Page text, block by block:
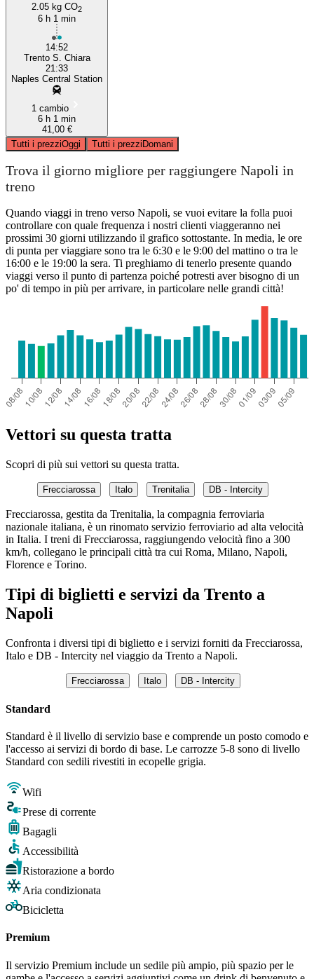
2.05 kg CO2
6 h 1 min
14:52
Trento S. Chiara
21:33
Naples Central Station
1 cambio
6 h 1 min
41,00 €
Tutti i prezziOggi Tutti i prezziDomani
Trova il giorno migliore per raggiungere Napoli in
treno
Quando viaggi in treno verso Napoli, se vuoi evitare la folla puoi
controllare con quale frequenza i nostri clienti viaggeranno nei
prossimi 30 giorni utilizzando il grafico sottostante. In media, le ore
di punta per viaggiare sono tra le 6:30 e le 9:00 del mattino o tra le
16:00 e le 19:00 la sera. Ti preghiamo di tenerlo presente quando
viaggi verso il punto di partenza poiché potresti aver bisogno di un
po' di tempo in più per arrivare, in particolare nelle grandi città!
Vettori su questa tratta
Scopri di più sui vettori su questa tratta.
Frecciarossa Italo Trenitalia DB - Intercity
Frecciarossa, gestita da Trenitalia, la compagnia ferroviaria
nazionale italiana, è un rinomato servizio ferroviario ad alta velocità
in Italia. I treni di Frecciarossa, raggiungendo velocità fino a 300
km/h, collegano le principali città tra cui Roma, Milano, Napoli,
Florence e Torino.
Tipi di biglietti e servizi da Trento a
Napoli
Confronta i diversi tipi di biglietto e i servizi forniti da Frecciarossa,
Italo e DB - Intercity nel viaggio da Trento a Napoli.
Frecciarossa Italo DB - Intercity
Standard
Standard è il livello di servizio base e comprende un posto comodo e
l'accesso ai servizi di bordo di base. Le carrozze 5-8 sono di livello
Standard con sedili rivestiti in ecopelle grigia.
Wifi
Prese di corrente
Bagagli
Accessibilità
Ristorazione a bordo
Aria condizionata
Bicicletta
Premium
Il servizio Premium include un sedile più ampio, più spazio per le